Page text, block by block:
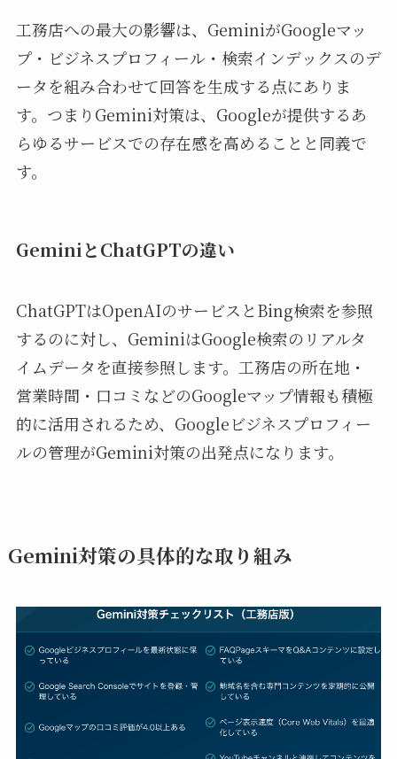
工務店への最大の影響は、GeminiがGoogleマッ
プ・ビジネスプロフィール・検索インデックスのデ
ータを組み合わせて回答を生成する点にありま
す。つまりGemini対策は、Googleが提供するあ
らゆるサービスでの存在感を高めることと同義で
す。
GeminiとChatGPTの違い
ChatGPTはOpenAIのサービスとBing検索を参照
するのに対し、GeminiはGoogle検索のリアルタ
イムデータを直接参照します。工務店の所在地・
営業時間・口コミなどのGoogleマップ情報も積極
的に活用されるため、Googleビジネスプロフィー
ルの管理がGemini対策の出発点になります。
Gemini対策の具体的な取り組み